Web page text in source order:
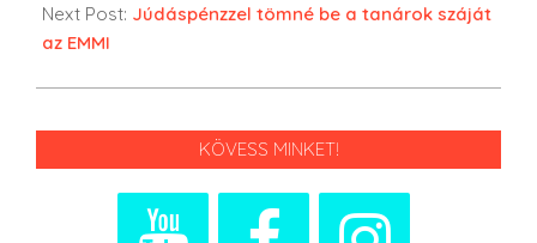
Next Post: Júdáspénzzel tömné be a tanárok száját
az EMMI
KÖVESS MINKET!